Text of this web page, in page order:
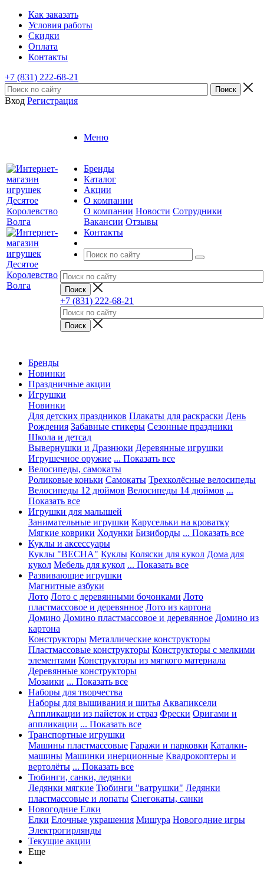
Как заказать
Условия работы
Скидки
Оплата
Контакты
+7 (831) 222-68-21
Вход Регистрация
Меню
Бренды
Каталог
Акции
О компании
О компании Новости Сотрудники
Вакансии Отзывы
Контакты
+7 (831) 222-68-21
Бренды
Новинки
Праздничные акции
Игрушки
Новинки
Для детских праздников Плакаты для раскраски День
Рождения Забавные стикеры Сезонные праздники
Школа и детсад
Вывернушки и Дразнюки Деревянные игрушки
Игрушечное оружие ... Показать все
Велосипеды, самокаты
Роликовые коньки Самокаты Трехколёсные велосипеды
Велосипеды 12 дюймов Велосипеды 14 дюймов ...
Показать все
Игрушки для малышей
Занимательные игрушки Карусельки на кроватку
Мягкие коврики Ходунки Бизиборды ... Показать все
Куклы и аксессуары
Куклы "ВЕСНА" Куклы Коляски для кукол Дома для
кукол Мебель для кукол ... Показать все
Развивающие игрушки
Магнитные азбуки
Лото Лото с деревянными бочонками Лото
пластмассовое и деревянное Лото из картона
Домино Домино пластмассовое и деревянное Домино из
картона
Конструкторы Металлические конструкторы
Пластмассовые конструкторы Конструкторы с мелкими
элементами Конструкторы из мягкого материала
Деревянные конструкторы
Мозаики ... Показать все
Наборы для творчества
Наборы для вышивания и шитья Аквапиксели
Аппликации из пайеток и страз Фрески Оригами и
аппликации ... Показать все
Транспортные игрушки
Машины пластмассовые Гаражи и парковки Каталки-
машины Машинки инерционные Квадрокоптеры и
вертолёты ... Показать все
Тюбинги, санки, ледянки
Ледянки мягкие Тюбинги "ватрушки" Ледянки
пластмассовые и лопаты Снегокаты, санки
Новогодние Елки
Елки Елочные украшения Мишура Новогодние игры
Электрогирлянды
Текущие акции
Еще